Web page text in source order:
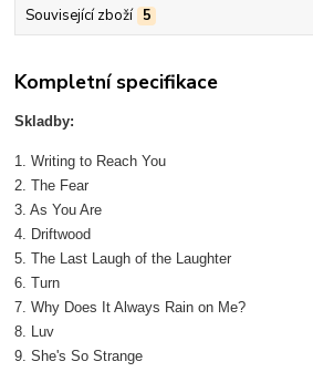
Související zboží 5
Kompletní specifikace
Skladby:
1. Writing to Reach You
2. The Fear
3. As You Are
4. Driftwood
5. The Last Laugh of the Laughter
6. Turn
7. Why Does It Always Rain on Me?
8. Luv
9. She's So Strange